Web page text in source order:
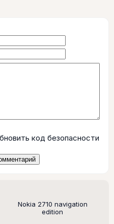
Nokia 2710 navigation
edition